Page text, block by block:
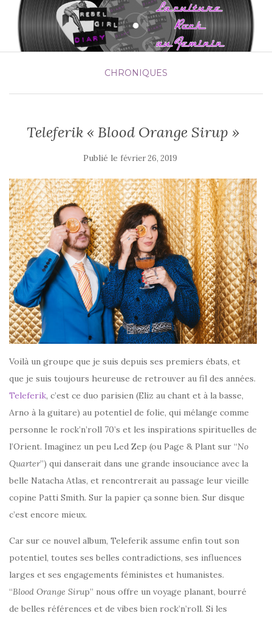
CHRONIQUES
Teleferik « Blood Orange Sirup »
Publié le février 26, 2019
Voilà un groupe que je suis depuis ses premiers ébats, et
que je suis toujours heureuse de retrouver au fil des années.
Teleferik, c’est ce duo parisien (Eliz au chant et à la basse,
Arno à la guitare) au potentiel de folie, qui mélange comme
personne le rock’n’roll 70’s et les inspirations spirituelles de
l’Orient. Imaginez un peu Led Zep (ou Page & Plant sur “No
Quarter”) qui danserait dans une grande insouciance avec la
belle Natacha Atlas, et rencontrerait au passage leur vieille
copine Patti Smith. Sur la papier ça sonne bien. Sur disque
c’est encore mieux.
Car sur ce nouvel album, Teleferik assume enfin tout son
potentiel, toutes ses belles contradictions, ses influences
larges et ses engagements féministes et humanistes.
“Blood Orange Sirup” nous offre un voyage planant, bourré
de belles références et de vibes bien rock’n’roll. Si les